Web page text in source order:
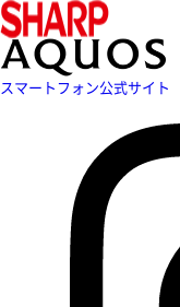
スマートフォン公式サイト